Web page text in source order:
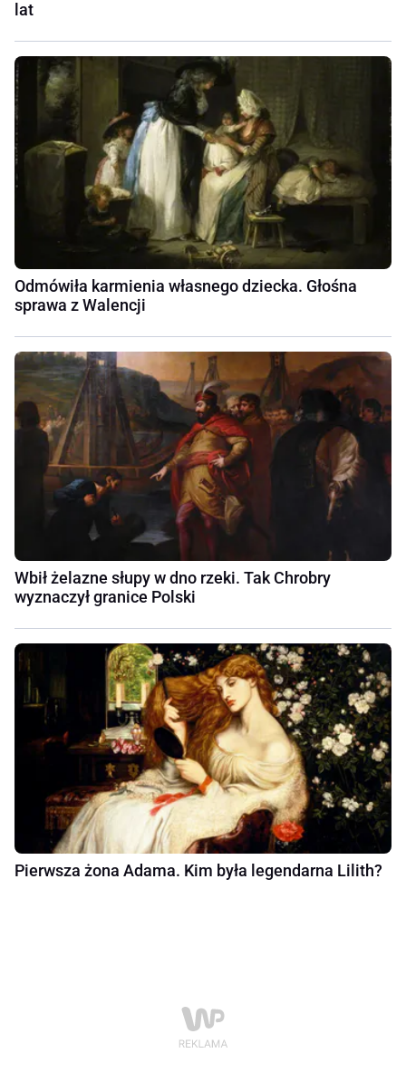
lat
Odmówiła karmienia własnego dziecka. Głośna
sprawa z Walencji
Wbił żelazne słupy w dno rzeki. Tak Chrobry
wyznaczył granice Polski
Pierwsza żona Adama. Kim była legendarna Lilith?